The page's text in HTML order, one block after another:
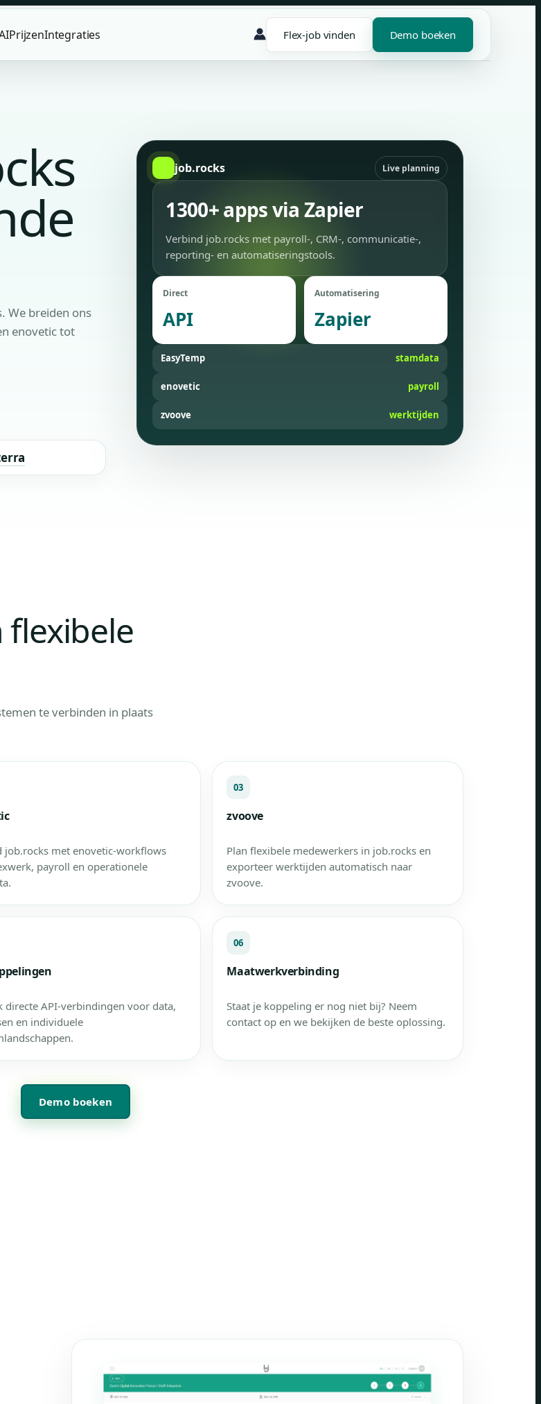
PrijzenIntegraties Flex-job vinden Demo boeken
We breiden ons
enovetic tot
job.rocks Live planning
1300+ apps via Zapier
Verbind job.rocks met payroll-, CRM-, communicatie-,
reporting- en automatiseringstools.
Direct
API
Automatisering
Zapier
EasyTemp stamdata
enovetic payroll
zvoove werktijden
flexibele
te verbinden in plaats
job.rocks met enovetic-workflows
payroll en operationele
03
zvoove
Plan flexibele medewerkers in job.rocks en
exporteer werktijden automatisch naar
zvoove.
directe API-verbindingen voor data,
en individuele
06
Maatwerkverbinding
Staat je koppeling er nog niet bij? Neem
contact op en we bekijken de beste oplossing.
Demo boeken